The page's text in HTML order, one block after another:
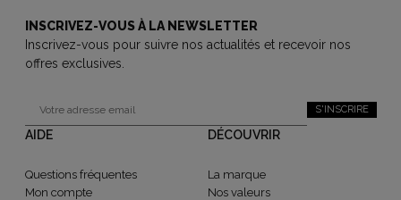
INSCRIVEZ-VOUS À LA NEWSLETTER
Inscrivez-vous pour suivre nos actualités et recevoir nos
offres exclusives.
S'INSCRIRE
AIDE
Questions fréquentes
Mon compte
DÉCOUVRIR
La marque
Nos valeurs